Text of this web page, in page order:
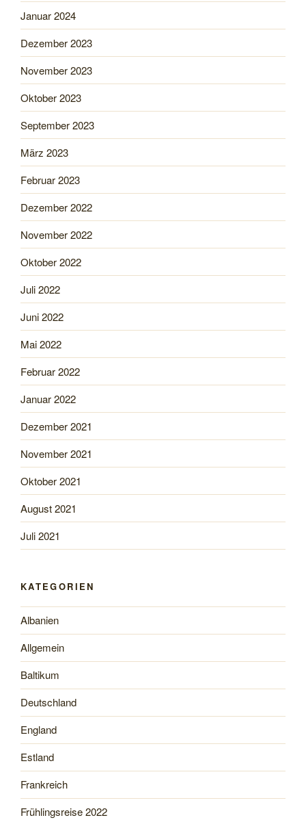
Januar 2024
Dezember 2023
November 2023
Oktober 2023
September 2023
März 2023
Februar 2023
Dezember 2022
November 2022
Oktober 2022
Juli 2022
Juni 2022
Mai 2022
Februar 2022
Januar 2022
Dezember 2021
November 2021
Oktober 2021
August 2021
Juli 2021
KATEGORIEN
Albanien
Allgemein
Baltikum
Deutschland
England
Estland
Frankreich
Frühlingsreise 2022